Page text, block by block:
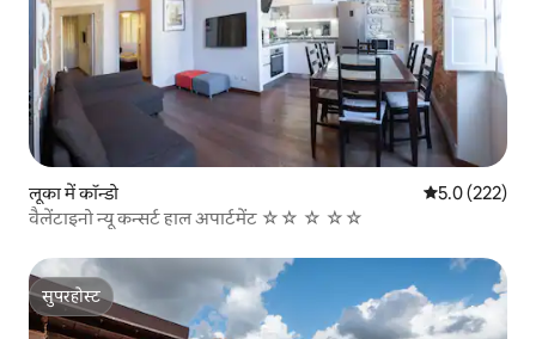
लूका में कॉन्डो औसत रेटिंग 5 में
5.0 (222)
वैलेंटाइनो न्यू कन्‍सर्ट हाल अपार्टमेंट ☆☆ ☆ ☆☆
सुपरहोस्ट
सुपरहोस्ट